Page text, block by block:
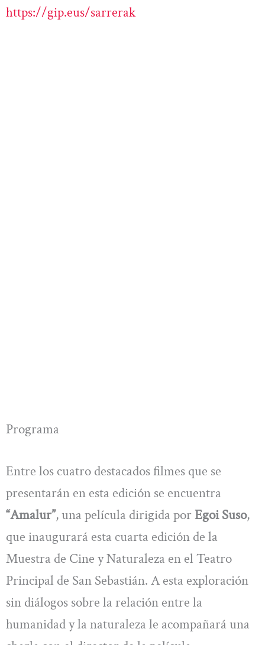
https://gip.eus/sarrerak
Programa
Entre los cuatro destacados filmes que se
presentarán en esta edición se encuentra
“Amalur”, una película dirigida porEgoi Suso,
que inaugurará esta cuarta edición de la
Muestra de Cine y Naturaleza en el Teatro
Principal de San Sebastián. A esta exploración
sin diálogos sobre la relación entre la
humanidad y la naturaleza le acompañará una